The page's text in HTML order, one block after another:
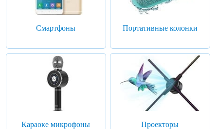
Смартфоны Портативные колонки
Караоке микрофоны Проекторы